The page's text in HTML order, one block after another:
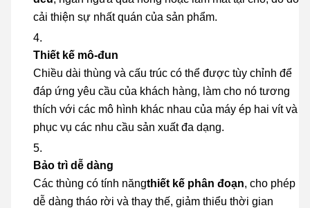
cải thiện sự nhất quán của sản phẩm.
Thiết kế mô-đun
Chiều dài thùng và cấu trúc có thể được tùy chỉnh để
đáp ứng yêu cầu của khách hàng, làm cho nó tương
thích với các mô hình khác nhau của máy ép hai vít và
phục vụ các nhu cầu sản xuất đa dạng.
Bảo trì dễ dàng
Các thùng có tính năngthiết kế phân đoạn, cho phép
dễ dàng tháo rời và thay thế, giảm thiểu thời gian